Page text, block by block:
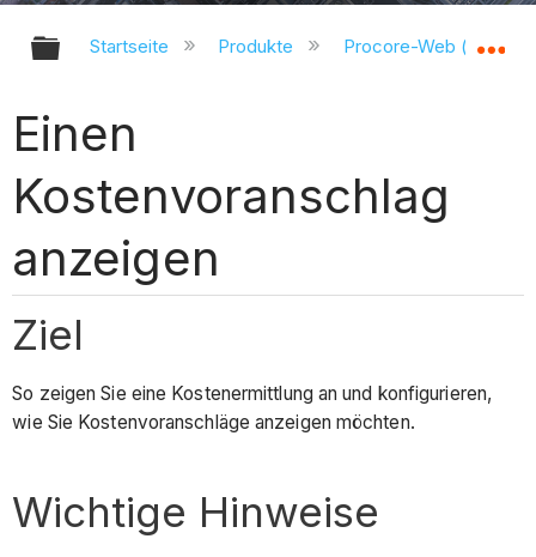
Globale Hierarchie auf- und
Startseite Produkte Procore-Web
Einen
Kostenvoranschlag
anzeigen
Ziel
So zeigen Sie eine Kostenermittlung an und konfigurieren,
wie Sie Kostenvoranschläge anzeigen möchten.
Wichtige Hinweise